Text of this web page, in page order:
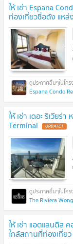
ให้ เช่า Espana
ท่องเที่ยวชื่อดัง แห
พัทยา
Espana Condo
ให้ เช่า เดอะ ริเวีย
Terminal
The Riviera
ให้ เช่า แอตแลนติส
ใกล้สถานที่ท่องเที่ย